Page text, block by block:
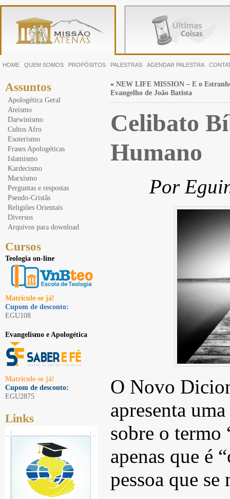
HOME QUEM SOMOS PROPÓSITOS PALESTRAS AGENDAR PALESTRA
Assuntos
Apologética Geral
Ateísmo
Darwinismo
Cultos Afro
Esoterismo
Frases Apologéticas
Islamismo
Kardecismo
Marxismo
Perguntas e respostas
Pseudo-Cristãs
Religiões Orientais
Diversos
Arquivos para download
Cursos
Teologia on-line
Matricule-se já!
Cupom de desconto:
EGU108
Evangelismo e Apologética
Matricule-se já!
Cupom de desconto:
EGU2875
Links
« NEW LIFE MISSION – E o
Evangelho de João Batista
Celibato
Humano
Por
O Novo
apresenta
sobre o termo
apenas que é
pessoa que